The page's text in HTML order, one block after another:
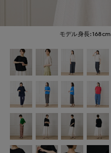
モデル身長:168cm